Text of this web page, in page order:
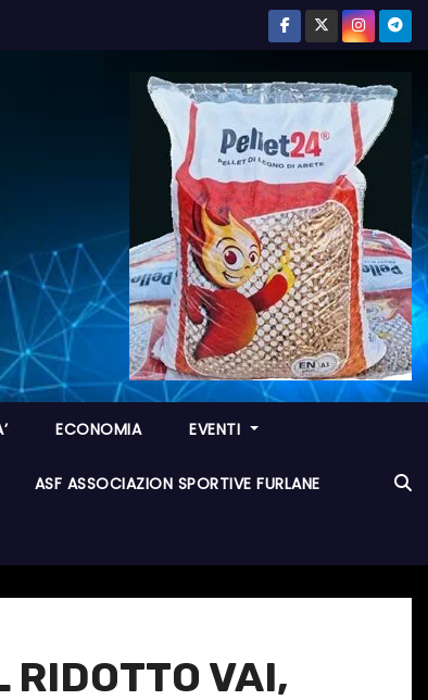
ECONOMIA EVENTI
ASF ASSOCIAZION SPORTIVE FURLANE
VAI,